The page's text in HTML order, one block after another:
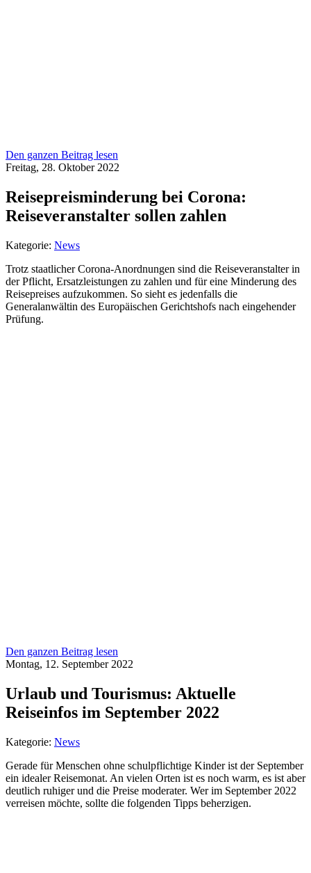
Den ganzen Beitrag lesen
Freitag, 28. Oktober 2022
Reisepreisminderung bei Corona:
Reiseveranstalter sollen zahlen
Kategorie: News
Trotz staatlicher Corona-Anordnungen sind die Reiseveranstalter in
der Pflicht, Ersatzleistungen zu zahlen und für eine Minderung des
Reisepreises aufzukommen. So sieht es jedenfalls die
Generalanwältin des Europäischen Gerichtshofs nach eingehender
Prüfung.
Den ganzen Beitrag lesen
Montag, 12. September 2022
Urlaub und Tourismus: Aktuelle
Reiseinfos im September 2022
Kategorie: News
Gerade für Menschen ohne schulpflichtige Kinder ist der September
ein idealer Reisemonat. An vielen Orten ist es noch warm, es ist aber
deutlich ruhiger und die Preise moderater. Wer im September 2022
verreisen möchte, sollte die folgenden Tipps beherzigen.